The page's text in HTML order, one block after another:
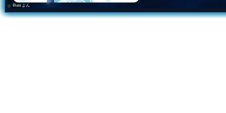
Illust よん